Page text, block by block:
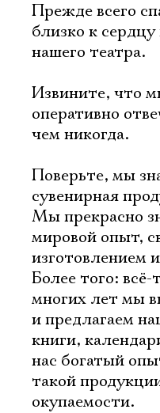
Прежде всего
близко к
нашего театра.
Извините, что
оперативно
чем никогда.
Поверьте, мы
сувенирная
Мы прекрасно
мировой опыт,
изготовлением
Более того:
многих лет мы
и предлагаем
книги,
нас богатый
такой
окупаемости.